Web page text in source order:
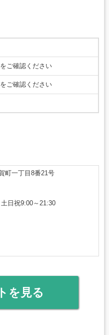
ご確認ください
ご確認ください
町一丁目8番21号
日祝9:00～21:30
を見る